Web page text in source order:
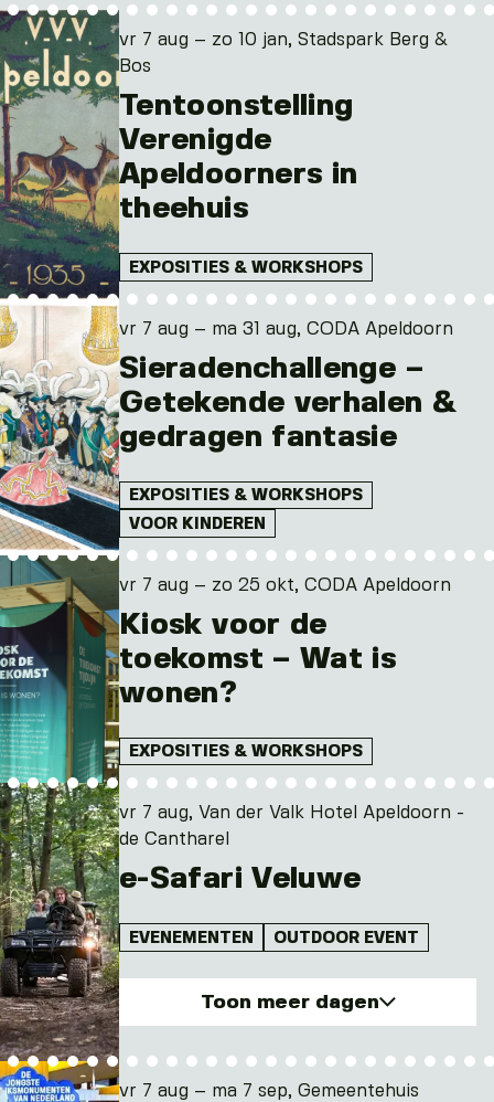
vr 7 aug – zo 10 jan, Stadspark Berg &
Bos
Tentoonstelling
Verenigde
Apeldoorners in
theehuis
EXPOSITIES & WORKSHOPS
vr 7 aug – ma 31 aug, CODA Apeldoorn
Sieradenchallenge –
Getekende verhalen &
gedragen fantasie
EXPOSITIES & WORKSHOPS
VOOR KINDEREN
vr 7 aug – zo 25 okt, CODA Apeldoorn
Kiosk voor de
toekomst – Wat is
wonen?
EXPOSITIES & WORKSHOPS
vr 7 aug, Van der Valk Hotel Apeldoorn -
de Cantharel
e-Safari Veluwe
EVENEMENTEN OUTDOOR EVENT
Toon meer dagen
vr. 7 aug 2026
za. 8 aug 2026
vr 7 aug – ma 7 sep, Gemeentehuis